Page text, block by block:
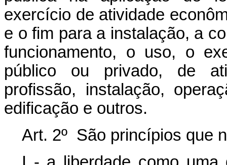
exercício de atividade
e o fim para a instalação, a
funcionamento, o uso, o
público ou privado, de
profissão, instalação,
edificação e outros.
Art. 2º São princípios que